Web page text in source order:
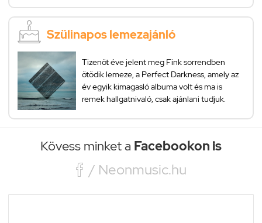
Szülinapos lemezajánló
Tizenöt éve jelent meg Fink sorrendben
ötödik lemeze, a Perfect Darkness, amely az
év egyik kimagasló albuma volt és ma is
remek hallgatnivaló, csak ajánlani tudjuk.
Kövess minket a Facebookon is
 / Neonmusic.hu